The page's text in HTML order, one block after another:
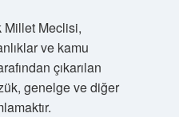
Millet Meclisi,
ve kamu
çıkarılan
genelge ve diğer